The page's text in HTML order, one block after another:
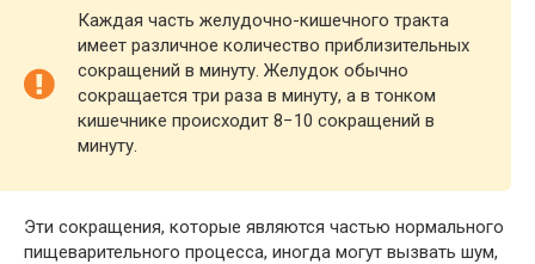
Каждая часть желудочно-кишечного тракта
имеет различное количество приблизительных
сокращений в минуту. Желудок обычно
сокращается три раза в минуту, а в тонком
кишечнике происходит 8−10 сокращений в
минуту.
Эти сокращения, которые являются частью нормального
пищеварительного процесса, иногда могут вызвать шум,